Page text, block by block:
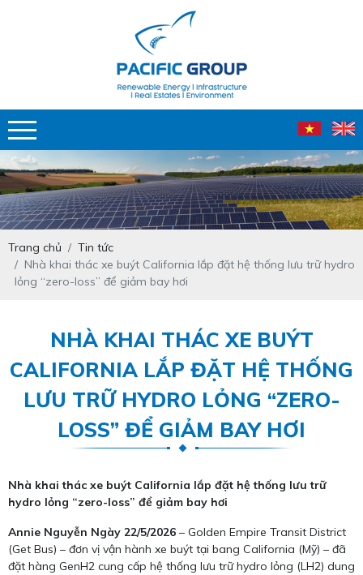
Trang chủ
Tin tức
Nhà khai thác xe buýt California lắp đặt hệ thống lưu trữ hydro
lỏng “zero-loss” để giảm bay hơi
NHÀ KHAI THÁC XE BUÝT
CALIFORNIA LẮP ĐẶT HỆ THỐNG
LƯU TRỮ HYDRO LỎNG “ZERO-
LOSS” ĐỂ GIẢM BAY HƠI
Nhà khai thác xe buýt California lắp đặt hệ thống lưu trữ
hydro lỏng “zero-loss” để giảm bay hơi
Annie Nguyễn Ngày 22/5/2026 – Golden Empire Transit District
(Get Bus) – đơn vị vận hành xe buýt tại bang California (Mỹ) – đã
đặt hàng GenH2 cung cấp hệ thống lưu trữ hydro lỏng (LH2) dung